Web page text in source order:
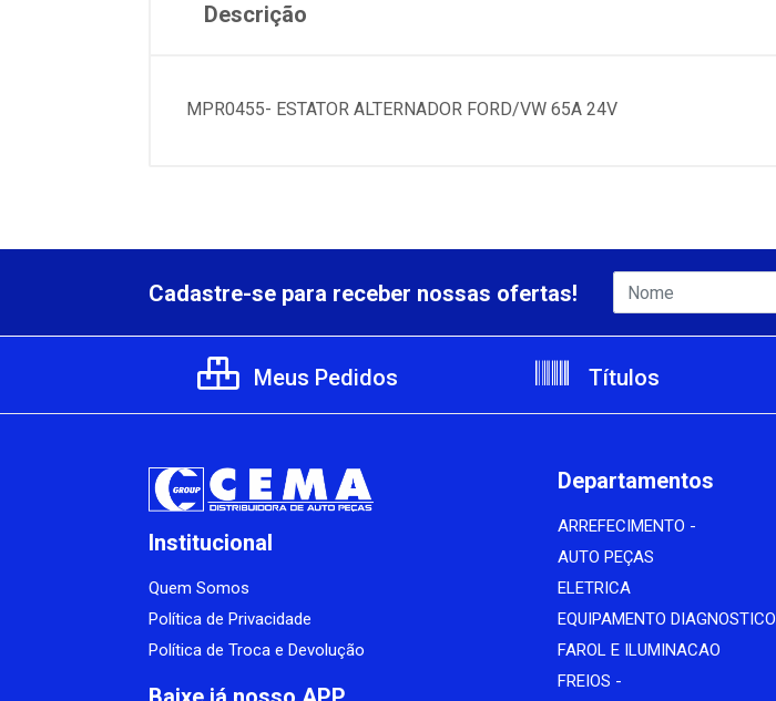
Descrição
MPR0455- ESTATOR ALTERNADOR FORD/VW 65A 24V
Cadastre-se para receber nossas ofertas!
Meus Pedidos Títulos
Institucional
Quem Somos
Política de Privacidade
Política de Troca e Devolução
Departamentos
ARREFECIMENTO -
AUTO PEÇAS
ELETRICA
EQUIPAMENTO DIAGNOSTICO
FAROL E ILUMINACAO
FREIOS -